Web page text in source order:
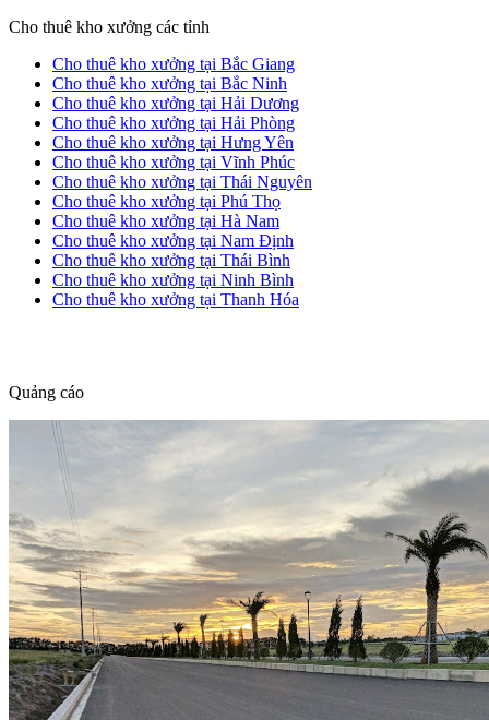
Cho thuê kho xưởng các tỉnh
Cho thuê kho xưởng tại Bắc Giang
Cho thuê kho xưởng tại Bắc Ninh
Cho thuê kho xưởng tại Hải Dương
Cho thuê kho xưởng tại Hải Phòng
Cho thuê kho xưởng tại Hưng Yên
Cho thuê kho xưởng tại Vĩnh Phúc
Cho thuê kho xưởng tại Thái Nguyên
Cho thuê kho xưởng tại Phú Thọ
Cho thuê kho xưởng tại Hà Nam
Cho thuê kho xưởng tại Nam Định
Cho thuê kho xưởng tại Thái Bình
Cho thuê kho xưởng tại Ninh Bình
Cho thuê kho xưởng tại Thanh Hóa
Quảng cáo